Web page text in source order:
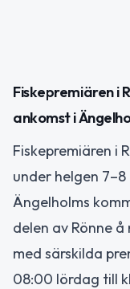
Fiskepremiären i
ankomst i
Fiskepremiären i
under helgen
Ängelholms
delen av Rönne
med särskilda
08:00 lördag till